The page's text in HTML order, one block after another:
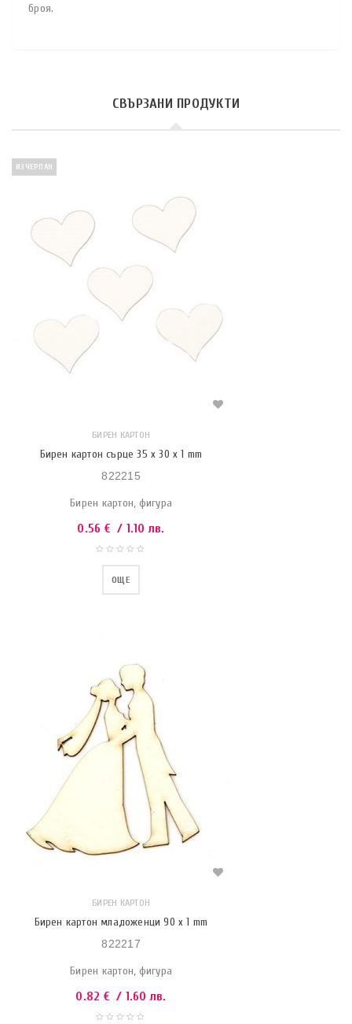
броя.
СВЪРЗАНИ ПРОДУКТИ
ИЗЧЕРПАН
БИРЕН КАРТОН
Бирен картон сърце 35 x 30 x 1 mm
822215
Бирен картон, фигура
0.56 € / 1.10 лв.
ОЩЕ
БИРЕН КАРТОН
Бирен картон младоженци 90 x 1 mm
822217
Бирен картон, фигура
0.82 € / 1.60 лв.